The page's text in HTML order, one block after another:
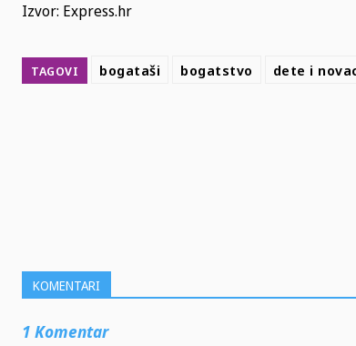
Izvor: Express.hr
TAGOVI bogataši bogatstvo dete i
KOMENTARI
1 Komentar